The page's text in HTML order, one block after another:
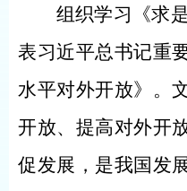
组织学习《求
表习近平总书记重
水平对外开放》。
开放、提高对外开
促发展，是我国发